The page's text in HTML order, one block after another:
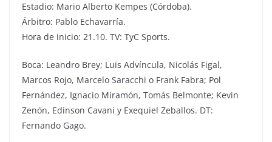
Estadio: Mario Alberto Kempes (Córdoba).
Árbitro: Pablo Echavarría.
Hora de inicio: 21.10. TV: TyC Sports.
Boca: Leandro Brey; Luis Advíncula, Nicolás Figal,
Marcos Rojo, Marcelo Saracchi o Frank Fabra; Pol
Fernández, Ignacio Miramón, Tomás Belmonte; Kevin
Zenón, Edinson Cavani y Exequiel Zeballos. DT:
Fernando Gago.